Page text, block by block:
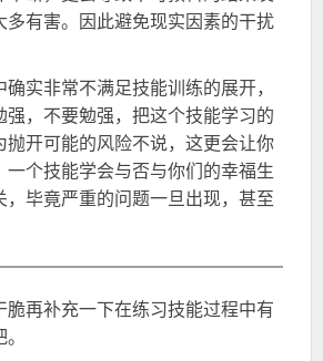
多有害。因此避免现实因素的干扰
实非常不满足技能训练的展开，
强，不要勉强，把这个技能学习的
抛开可能的风险不说，这更会让你
一个技能学会与否与你们的幸福生
，毕竟严重的问题一旦出现，甚至
脆再补充一下在练习技能过程中有